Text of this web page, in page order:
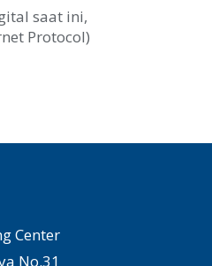
saat ini,
Protocol)
Center
No.31